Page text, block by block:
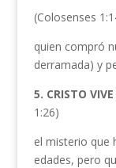
(Colosenses
quien compró
derramada) y
5. CRISTO
1:26)
el misterio que
edades, pero